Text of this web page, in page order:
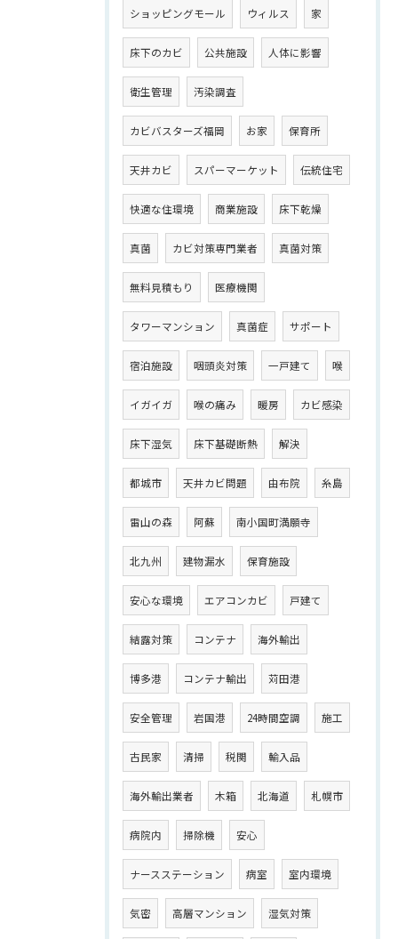
ショッピングモール ウィルス 家
床下のカビ 公共施設 人体に影響
衛生管理 汚染調査
カビバスターズ福岡 お家 保育所
天井カビ スパーマーケット 伝統住宅
快適な住環境 商業施設 床下乾燥
真菌 カビ対策専門業者 真菌対策
無料見積もり 医療機関
タワーマンション 真菌症 サポート
宿泊施設 咽頭炎対策 一戸建て 喉
イガイガ 喉の痛み 暖房 カビ感染
床下湿気 床下基礎断熱 解決
都城市 天井カビ問題 由布院 糸島
雷山の森 阿蘇 南小国町満願寺
北九州 建物漏水 保育施設
安心な環境 エアコンカビ 戸建て
結露対策 コンテナ 海外輸出
博多港 コンテナ輸出 苅田港
安全管理 岩国港 24時間空調 施工
古民家 清掃 税関 輸入品
海外輸出業者 木箱 北海道 札幌市
病院内 掃除機 安心
ナースステーション 病室 室内環境
気密 高層マンション 湿気対策